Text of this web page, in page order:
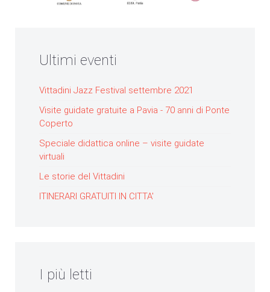
Ultimi eventi
Vittadini Jazz Festival settembre 2021
Visite guidate gratuite a Pavia - 70 anni di Ponte
Coperto
Speciale didattica online – visite guidate
virtuali
Le storie del Vittadini
ITINERARI GRATUITI IN CITTA'
I più letti